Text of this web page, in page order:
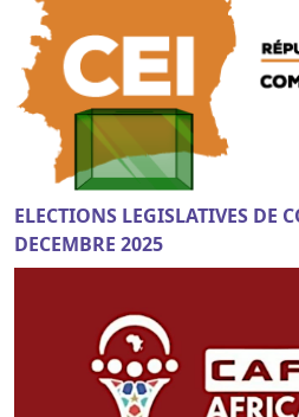
ELECTIONS LEGISLATIVES DE
DECEMBRE 2025